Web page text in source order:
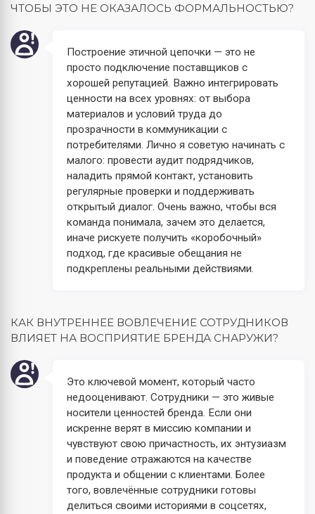
ЧТОБЫ ЭТО НЕ ОКАЗАЛОСЬ ФОРМАЛЬНОСТЬЮ?
Построение этичной цепочки — это не
просто подключение поставщиков с
хорошей репутацией. Важно интегрировать
ценности на всех уровнях: от выбора
материалов и условий труда до
прозрачности в коммуникации с
потребителями. Лично я советую начинать с
малого: провести аудит подрядчиков,
наладить прямой контакт, установить
регулярные проверки и поддерживать
открытый диалог. Очень важно, чтобы вся
команда понимала, зачем это делается,
иначе рискуете получить «коробочный»
подход, где красивые обещания не
подкреплены реальными действиями.
КАК ВНУТРЕННЕЕ ВОВЛЕЧЕНИЕ СОТРУДНИКОВ
ВЛИЯЕТ НА ВОСПРИЯТИЕ БРЕНДА СНАРУЖИ?
Это ключевой момент, который часто
недооценивают. Сотрудники — это живые
носители ценностей бренда. Если они
искренне верят в миссию компании и
чувствуют свою причастность, их энтузиазм
и поведение отражаются на качестве
продукта и общении с клиентами. Более
того, вовлечённые сотрудники готовы
делиться своими историями в соцсетях,